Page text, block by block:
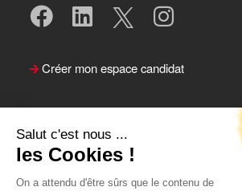
Salut c'est nous ...
les Cookies !
On a attendu d'être sûrs que le contenu de
Créer mon espace candidat